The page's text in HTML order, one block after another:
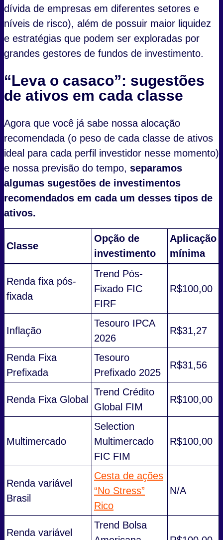
dívida de empresas em diferentes setores e
níveis de risco), além de possuir maior liquidez
e estratégias que podem ser exploradas por
grandes gestores de fundos de investimento.
“Leva o casaco”: sugestões
de ativos em cada classe
Agora que você já sabe nossa alocação
recomendada (o peso de cada classe de ativos
ideal para cada perfil investidor nesse momento)
e nossa previsão do tempo, separamos
algumas sugestões de investimentos
recomendados em cada um desses tipos de
ativos.
Classe
Opção de
investimento
Aplicação
mínima
Renda fixa pós-
fixada
Trend Pós-
Fixado FIC
FIRF
R$100,00
Inflação
Tesouro IPCA
2026
R$31,27
Renda Fixa
Prefixada
Tesouro
Prefixado 2025
R$31,56
Renda Fixa Global
Trend Crédito
Global FIM
R$100,00
Multimercado
Selection
Multimercado
FIC FIM
R$100,00
Renda variável
Brasil
Cesta de ações
“No Stress”
Rico
N/A
Renda variável
Trend Bolsa